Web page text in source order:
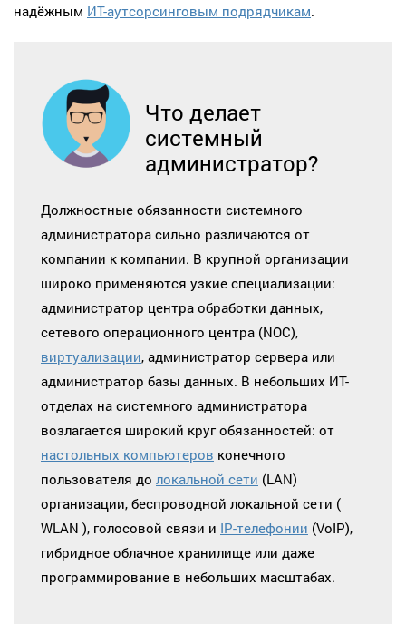
надёжным ИТ-аутсорсинговым подрядчикам.
Что делает
системный
администратор?
Должностные обязанности системного
администратора сильно различаются от
компании к компании. В крупной организации
широко применяются узкие специализации:
администратор центра обработки данных,
сетевого операционного центра (NOC),
виртуализации, администратор сервера или
администратор базы данных. В небольших ИТ-
отделах на системного администратора
возлагается широкий круг обязанностей: от
настольных компьютеров конечного
пользователя до локальной сети (LAN)
организации, беспроводной локальной сети (
WLAN ), голосовой связи и IP-телефонии (VoIP),
гибридное облачное хранилище или даже
программирование в небольших масштабах.